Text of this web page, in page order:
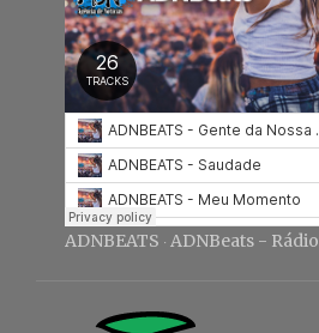
ADNBEATS · ADNBeats - Rádio